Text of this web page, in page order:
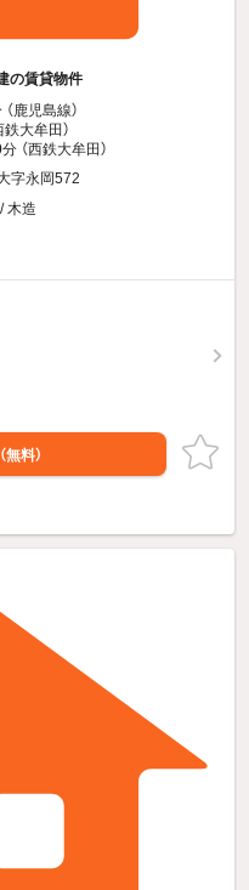
の賃貸物件
（鹿児島線）
鉄大牟田）
分 （西鉄大牟田）
字永岡572
木造
（無料）